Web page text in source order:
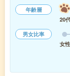
年齢層
20
男女比率
女性